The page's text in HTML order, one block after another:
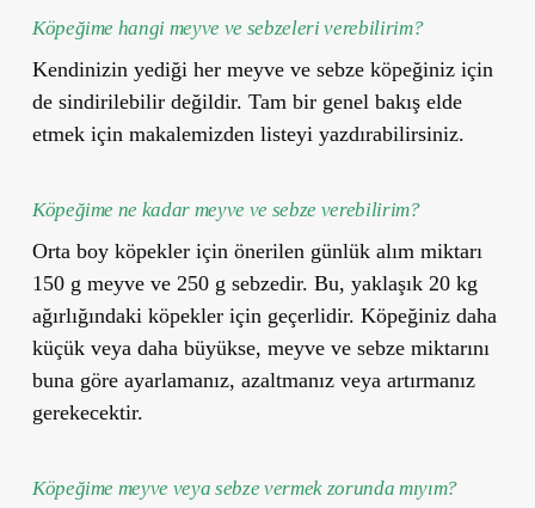
Köpeğime hangi meyve ve sebzeleri verebilirim?
Kendinizin yediği her meyve ve sebze köpeğiniz için
de sindirilebilir değildir. Tam bir genel bakış elde
etmek için makalemizden listeyi yazdırabilirsiniz.
Köpeğime ne kadar meyve ve sebze verebilirim?
Orta boy köpekler için önerilen günlük alım miktarı
150 g meyve ve 250 g sebzedir. Bu, yaklaşık 20 kg
ağırlığındaki köpekler için geçerlidir. Köpeğiniz daha
küçük veya daha büyükse, meyve ve sebze miktarını
buna göre ayarlamanız, azaltmanız veya artırmanız
gerekecektir.
Köpeğime meyve veya sebze vermek zorunda mıyım?